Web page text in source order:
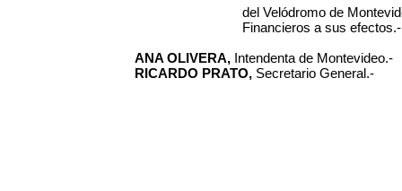
del Velódromo de
Financieros a sus efectos.-
ANA OLIVERA, Intendenta de Montevideo.-
RICARDO PRATO, Secretario General.-